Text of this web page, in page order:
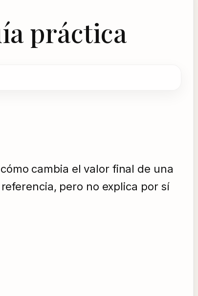
práctica
cambia el valor final de una
pero no explica por sí